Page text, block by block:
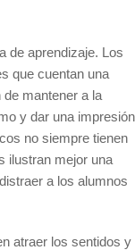
de aprendizaje. Los
que cuentan una
mantener a la
y dar una impresión
no siempre tienen
ilustran mejor una
a los alumnos
atraer los sentidos y